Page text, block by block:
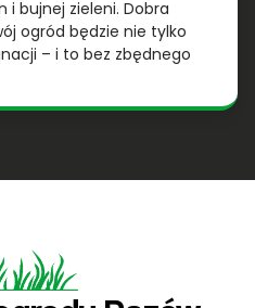
i bujnej zieleni. Dobra
ogród będzie nie tylko
– i to bez zbędnego